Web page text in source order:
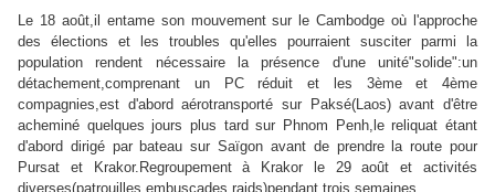
Le 18 août,il entame son mouvement sur le Cambodge où l'approche
des élections et les troubles qu'elles pourraient susciter parmi la
population rendent nécessaire la présence d'une unité"solide":un
détachement,comprenant un PC réduit et les 3ème et 4ème
compagnies,est d'abord aérotransporté sur Paksé(Laos) avant d'être
acheminé quelques jours plus tard sur Phnom Penh,le reliquat étant
d'abord dirigé par bateau sur Saïgon avant de prendre la route pour
Pursat et Krakor.Regroupement à Krakor le 29 août et activités
diverses(patrouilles,embuscades,raids)pendant trois semaines.